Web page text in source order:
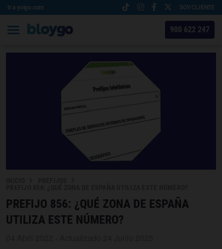
Ir a yoigo.com SOY CLIENTE
900 622 247
PREFIJO 856: ¿QUÉ ZONA DE ESPAÑA
UTILIZA ESTE NÚMERO?